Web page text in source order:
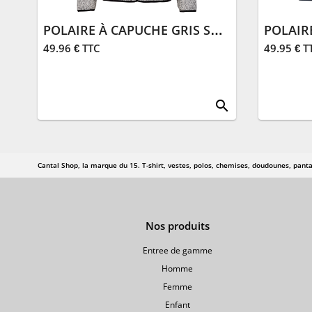
POLAIRE À CAPUCHE GRIS SALERS 15
49.96 € TTC
search
49.95 €
Cantal Shop, la marque du 15. T-shirt, vestes, polos, chemises, doudounes,
Nos produits
Entree de gamme
Homme
Femme
Enfant